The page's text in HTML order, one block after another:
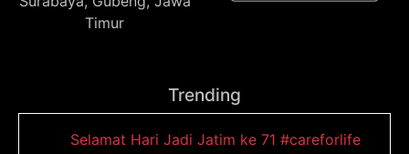
Timur
Trending
Selamat Hari Jadi Jatim ke 71 #careforlife